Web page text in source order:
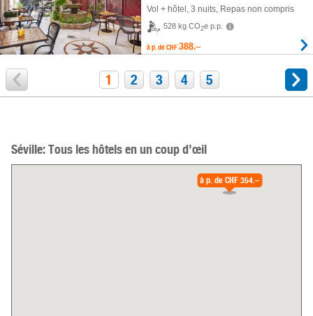
Vol + hôtel , 3 nuits, Repas non compris
528 kg CO2e p.p.
à p. de CHF 388.–
1 2 3 4 5
Séville: Tous les hôtels en un coup d’œil
à p. de CHF 354.–